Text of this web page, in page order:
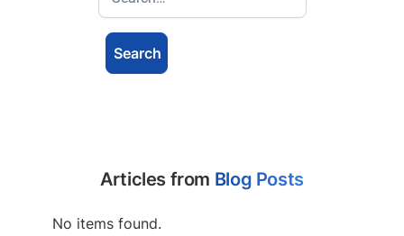
Articles from Blog Posts
No items found.